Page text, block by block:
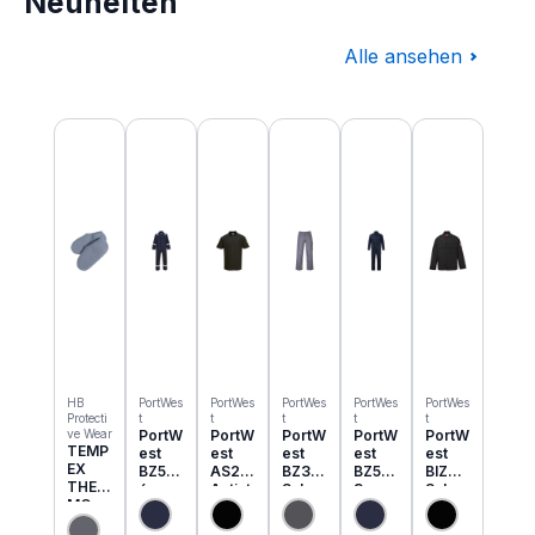
Alle ansehen
Produktgalerie überspringen
HB
Protecti
ve Wear
TEMP
EX
THER
MO
Einzie
PortWes
t
PortW
est
BZ50
6
Classi
c
PortWes
t
PortW
est
AS21
Antist
atik
ESD
PortWes
t
PortW
est
BZ31
Schw
eisser
Cargo
PortWes
t
PortW
est
BZ52
3
Bizwe
ld
PortWes
t
PortW
est
BIZ2
Schw
eisser
Jacke